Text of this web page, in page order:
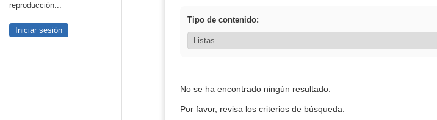
reproducción...
Iniciar sesión
Tipo de contenido:
No se ha encontrado ningún resultado.
Por favor, revisa los criterios de búsqueda.